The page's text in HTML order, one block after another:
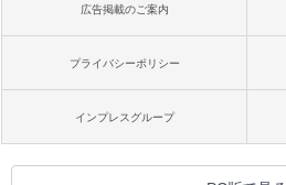
広告掲載のご案内
プライバシーポリシー
インプレスグループ